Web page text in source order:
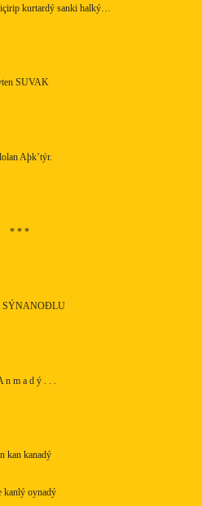
kurtardý sanki halký…
SUVAK
Aþk’týr.
* * *
SÝNANOÐLU
n m a d ý . . .
kan kanadý
kanlý oynadý